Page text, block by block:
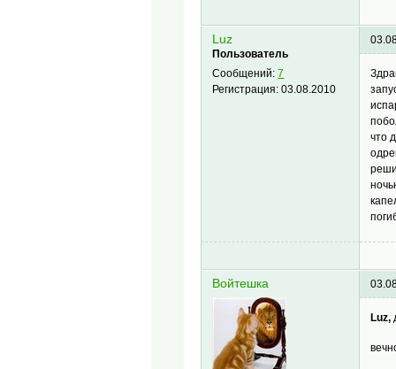
Luz
Пользователь
Сообщений:7
Регистрация:03.08.2010
что
Войтешка
Luz,